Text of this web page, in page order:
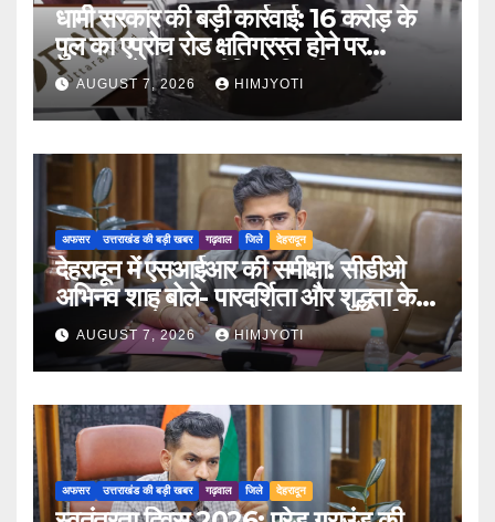
धामी सरकार की बड़ी कार्रवाई: 16 करोड़ के
पुल का एप्रोच रोड क्षतिग्रस्त होने पर
PWD के तीन इंजीनियर निलंबित
AUGUST 7, 2026 HIMJYOTI
अफसर उत्तराखंड की बड़ी खबर गढ़वाल जिले देहरादून
देहरादून में एसआईआर की समीक्षा: सीडीओ
अभिनव शाह बोले- पारदर्शिता और शुद्धता के
साथ पूरा करें मतदाता सूची पुनरीक्षण कार्य
AUGUST 7, 2026 HIMJYOTI
अफसर उत्तराखंड की बड़ी खबर गढ़वाल जिले देहरादून